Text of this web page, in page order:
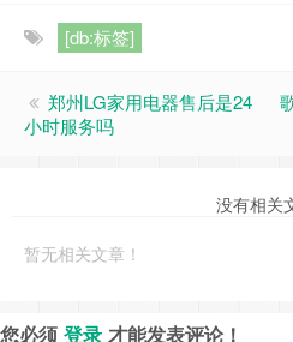
[db:标签]
郑州LG家用电器售后是24
小时服务吗
没有相关
暂无相关文章！
您必须 登录 才能发表评论！